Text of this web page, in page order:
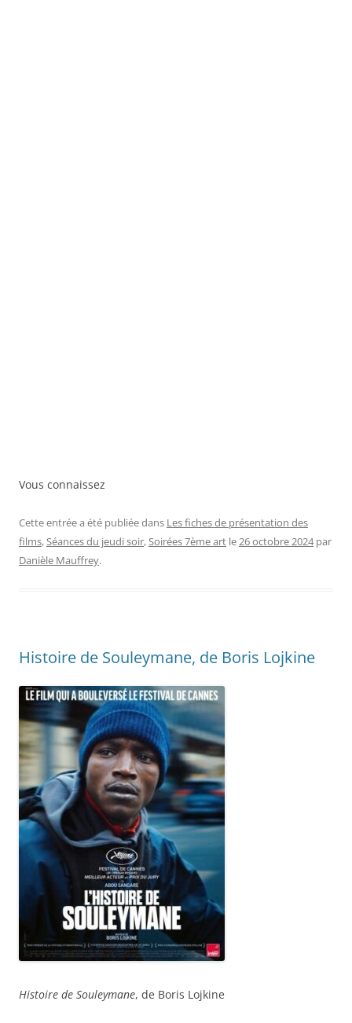
Vous connaissez
Cette entrée a été publiée dans Les fiches de présentation des
films,Séances du jeudi soir,Soirées 7ème art le26 octobre 2024 par
Danièle Mauffrey.
Histoire de Souleymane, de Boris Lojkine
Histoire de Souleymane, de Boris Lojkine